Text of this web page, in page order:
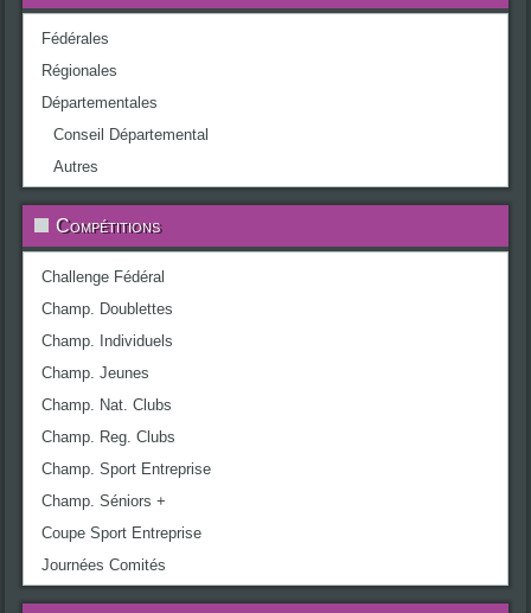
Fédérales
Régionales
Départementales
Conseil Départemental
Autres
Compétitions
Challenge Fédéral
Champ. Doublettes
Champ. Individuels
Champ. Jeunes
Champ. Nat. Clubs
Champ. Reg. Clubs
Champ. Sport Entreprise
Champ. Séniors +
Coupe Sport Entreprise
Journées Comités